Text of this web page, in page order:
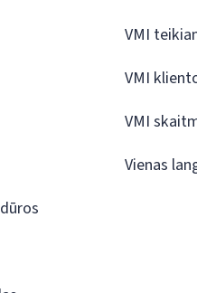
VMI
VMI
VMI
Vienas